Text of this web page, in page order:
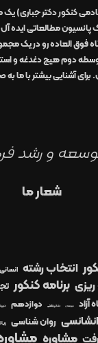
کنکور دکتر جباری)یک
پانسیون مطالعاتیایده آل
فوق العادهرو دریک
دوم هیچ دغدغه و
آشنایی بیشتر با ما
و رشد
شعار ما
انتخاب رشته انسانی
ریزی برنامه کنکور
آزاد دبیرستان دندانپزشکی دوازدهم
روان شناسی
مشاوره